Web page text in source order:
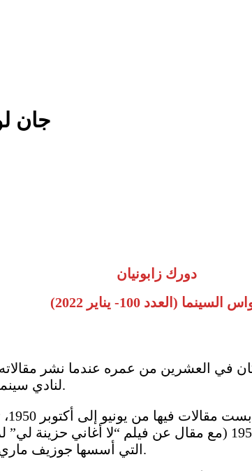
جان
دورك زابونيان
السينما (العدد 100- يناير 2022)
في العشرين من عمره عندما نشر مقالاته
لنادي سينما الحي اللاتيني في باريس، الذي كان يديره إريك رومير.
لم
أما مقالته الأولى في مجلة “كاييه دو سينما” فتعود إلى يناير
التي أسسها جوزيف ماري لو دوكا وجاك دونيول فالكروز وأندريه بازان عام ١٩٥١.